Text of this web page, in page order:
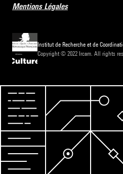
Mentions Légales
Institut de Recherche et de
Copyright © 2022 Ircam. All rights